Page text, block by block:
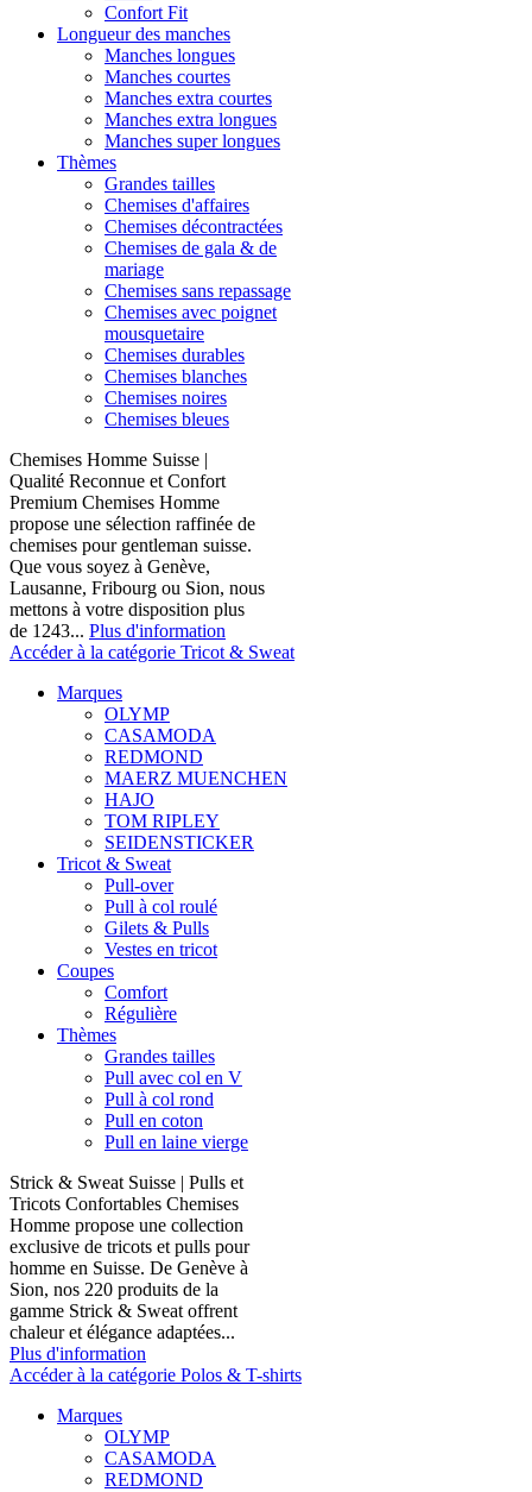
Confort Fit
Longueur des manches
Manches longues
Manches courtes
Manches extra courtes
Manches extra longues
Manches super longues
Thèmes
Grandes tailles
Chemises d'affaires
Chemises décontractées
Chemises de gala & de
mariage
Chemises sans repassage
Chemises avec poignet
mousquetaire
Chemises durables
Chemises blanches
Chemises noires
Chemises bleues
Chemises Homme Suisse |
Qualité Reconnue et Confort
Premium Chemises Homme
propose une sélection raffinée de
chemises pour gentleman suisse.
Que vous soyez à Genève,
Lausanne, Fribourg ou Sion, nous
mettons à votre disposition plus
de 1243... Plus d'information
Accéder à la catégorie Tricot & Sweat
Marques
OLYMP
CASAMODA
REDMOND
MAERZ MUENCHEN
HAJO
TOM RIPLEY
SEIDENSTICKER
Tricot & Sweat
Pull-over
Pull à col roulé
Gilets & Pulls
Vestes en tricot
Coupes
Comfort
Régulière
Thèmes
Grandes tailles
Pull avec col en V
Pull à col rond
Pull en coton
Pull en laine vierge
Strick & Sweat Suisse | Pulls et
Tricots Confortables Chemises
Homme propose une collection
exclusive de tricots et pulls pour
homme en Suisse. De Genève à
Sion, nos 220 produits de la
gamme Strick & Sweat offrent
chaleur et élégance adaptées...
Plus d'information
Accéder à la catégorie Polos & T-shirts
Marques
OLYMP
CASAMODA
REDMOND